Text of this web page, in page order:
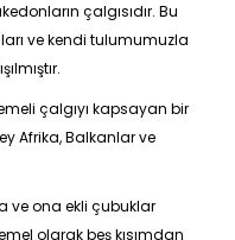
çalgısıdır. Bu
ve kendi tulumumuzla
çalgıyı kapsayan bir
Afrika, Balkanlar ve
ve ona ekli çubuklar
olarak beş kısımdan